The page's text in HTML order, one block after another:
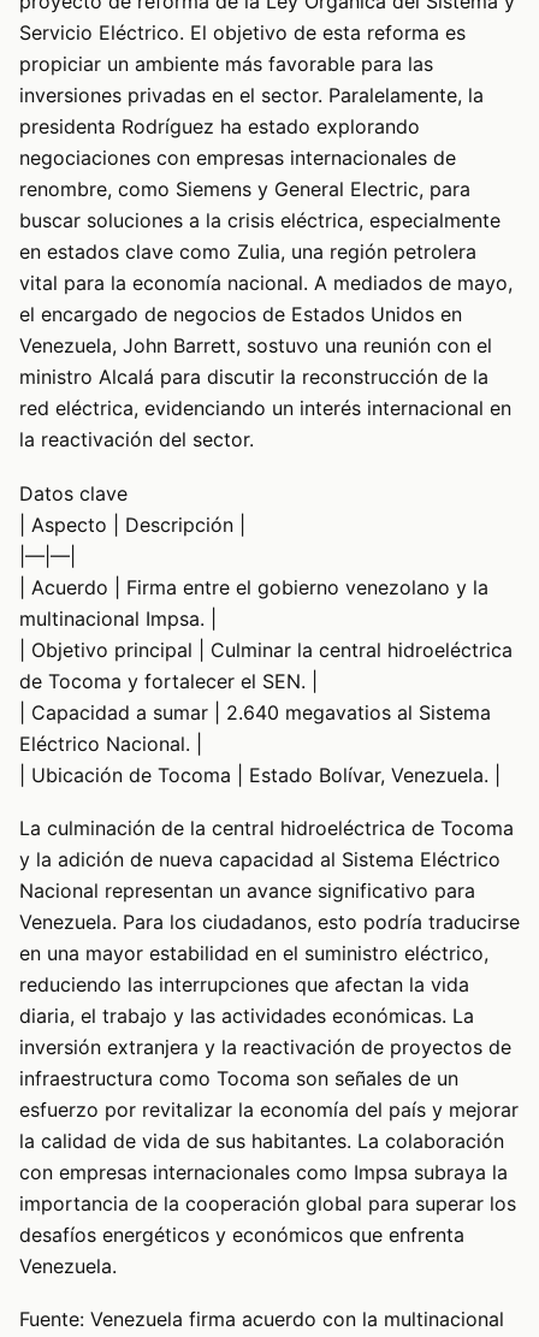
Servicio Eléctrico. El objetivo de esta reforma es
propiciar un ambiente más favorable para las
inversiones privadas en el sector. Paralelamente, la
presidenta Rodríguez ha estado explorando
negociaciones con empresas internacionales de
renombre, como Siemens y General Electric, para
buscar soluciones a la crisis eléctrica, especialmente
en estados clave como Zulia, una región petrolera
vital para la economía nacional. A mediados de mayo,
el encargado de negocios de Estados Unidos en
Venezuela, John Barrett, sostuvo una reunión con el
ministro Alcalá para discutir la reconstrucción de la
red eléctrica, evidenciando un interés internacional en
la reactivación del sector.
Datos clave
| Aspecto | Descripción |
|—|—|
| Acuerdo | Firma entre el gobierno venezolano y la
multinacional Impsa. |
| Objetivo principal | Culminar la central hidroeléctrica
de Tocoma y fortalecer el SEN. |
| Capacidad a sumar | 2.640 megavatios al Sistema
Eléctrico Nacional. |
| Ubicación de Tocoma | Estado Bolívar, Venezuela. |
La culminación de la central hidroeléctrica de Tocoma
y la adición de nueva capacidad al Sistema Eléctrico
Nacional representan un avance significativo para
Venezuela. Para los ciudadanos, esto podría traducirse
en una mayor estabilidad en el suministro eléctrico,
reduciendo las interrupciones que afectan la vida
diaria, el trabajo y las actividades económicas. La
inversión extranjera y la reactivación de proyectos de
infraestructura como Tocoma son señales de un
esfuerzo por revitalizar la economía del país y mejorar
la calidad de vida de sus habitantes. La colaboración
con empresas internacionales como Impsa subraya la
importancia de la cooperación global para superar los
desafíos energéticos y económicos que enfrenta
Venezuela.
Fuente: Venezuela firma acuerdo con la multinacional